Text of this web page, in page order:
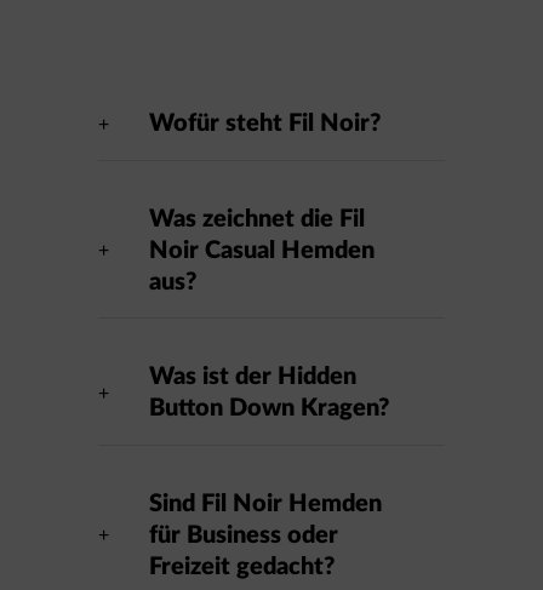
Wofür steht Fil Noir?
Was zeichnet die Fil
Noir Casual Hemden
aus?
Was ist der Hidden
Button Down Kragen?
Sind Fil Noir Hemden
für Business oder
Freizeit gedacht?